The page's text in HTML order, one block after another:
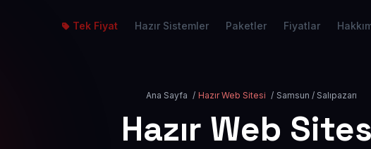
Tek Fiyat Hazır Sistemler Paketler Fiyatlar
Ana Sayfa / Hazır Web Sitesi / Samsun / Salıpazarı
Hazır Web